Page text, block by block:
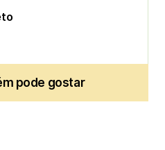
pode gostar